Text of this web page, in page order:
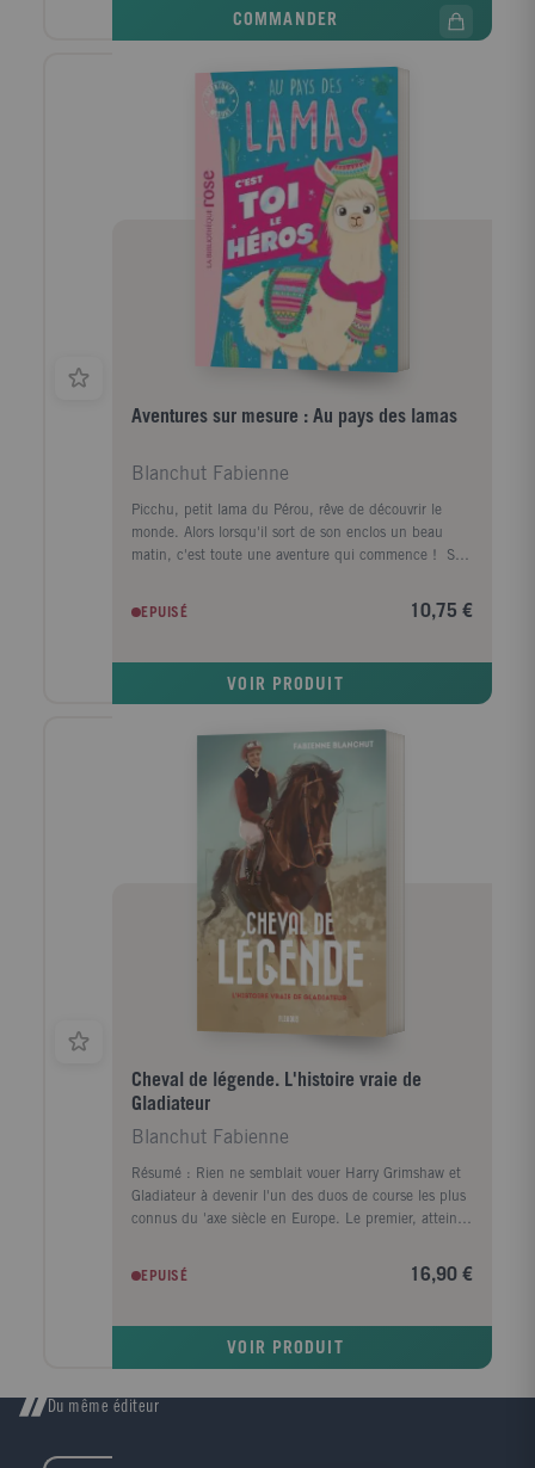
ingénieurs de la NASA, il est choisi pour intégrer le
va changer à jamais leur destinée et celle de
COMMANDER
Aventures sur mesure : Au pays des lamas
Blanchut Fabienne
Picchu, petit lama du Pérou, rêve de découvrir le
monde. Alors lorsqu'il sort de son enclos un beau
matin, c'est toute une aventure qui commence ! Sur
maintenant... Comment on rentre ? Aide Picchu à
EPUISÉ 10,75 €
VOIR PRODUIT
Cheval de légende. L'histoire vraie de
Gladiateur
Blanchut Fabienne
Résumé : Rien ne semblait vouer Harry Grimshaw et
Gladiateur à devenir l'un des duos de course les plus
connus du 'axe siècle en Europe. Le premier, atteint
obstacles, porté par le second, un pur-sang boiteux.
Au fil des pages de ce roman, inspiré de faits réels,
dans le monde des courses hippiques, mais aussi et
inexplicable : celle qui unit un cavalier à sa monture.
EPUISÉ 16,90 €
VOIR PRODUIT
Du même éditeur